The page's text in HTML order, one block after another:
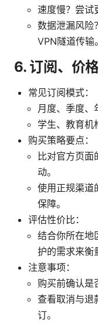
速度慢？尝试
数据泄漏风险
VPN隧道传输。
6. 订阅、价
常见订阅模式：
月度、季度、
学生、教育机
购买策略要点：
比对官方页面
动。
使用正规渠
保障。
评估性价比：
结合你所在地
护的需求来衡
注意事项：
购买前确认是
查看取消与退
订。